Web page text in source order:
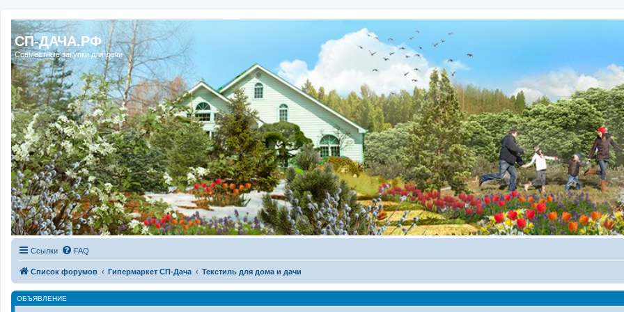
Регистрация
СП-ДАЧА.РФ
Совместные закупки для дачи
Ссылки FAQ
Список форумов Гипермаркет СП-Дача Текстиль для дома и дачи
ОБЪЯВЛЕНИЕ